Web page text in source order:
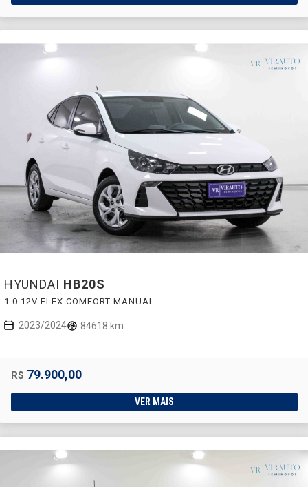
HYUNDAI HB20S
1.0 12V FLEX COMFORT MANUAL
2023/2024 84618 km
R$ 79.900,00
VER MAIS